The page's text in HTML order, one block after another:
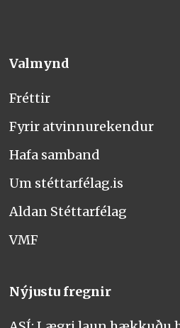
Valmynd
Fréttir
Fyrir atvinnurekendur
Hafa samband
Um stéttarfélag.is
Aldan Stéttarfélag
VMF
Nýjustu fregnir